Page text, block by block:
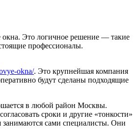
окна. Это логичное решение — такие
профессионалы.
okna/. Это крупнейшая компания
будут сделаны подходящие
в любой район Москвы.
сроки и другие «тонкости»
занимаются сами специалисты. Они